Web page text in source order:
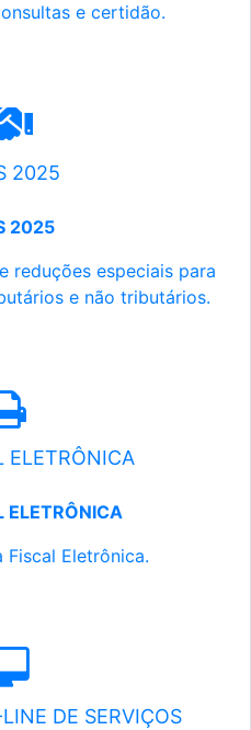
e certidão.
2025
2025
reduções especiais para
e não tributários.
ELETRÔNICA
ELETRÔNICA
Fiscal Eletrônica.
DE SERVIÇOS